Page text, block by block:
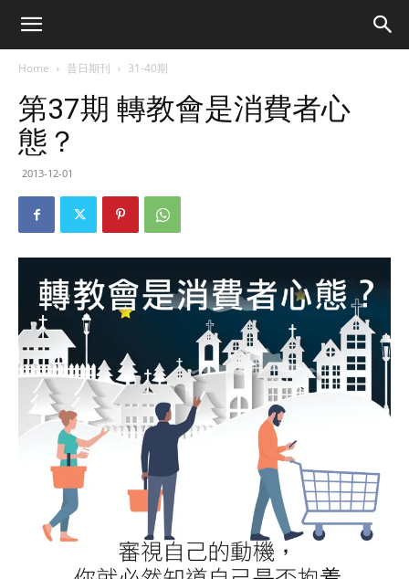
Home 昔日期刊 31-40期
第37期 轉教會是消費者心
態？
2013-12-01